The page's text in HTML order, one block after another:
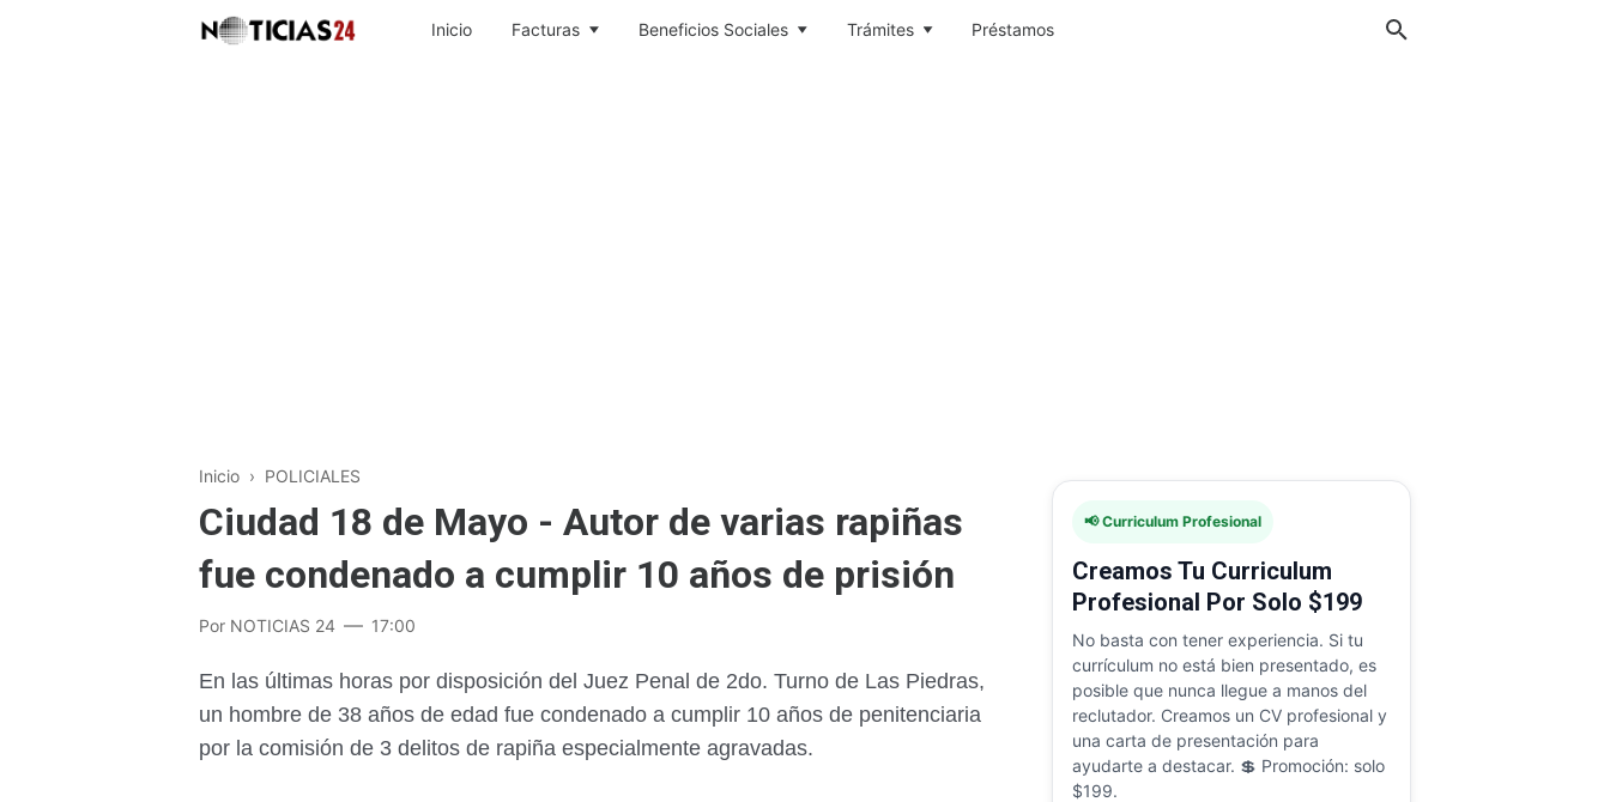
Inicio Facturas Beneficios Sociales Trámites Préstamos
Inicio › POLICIALES
Ciudad 18 de Mayo - Autor de varias rapiñas
fue condenado a cumplir 10 años de prisión
Por NOTICIAS 24 17:00
En las últimas horas por disposición del Juez Penal de 2do. Turno de Las Piedras,
un hombre de 38 años de edad fue condenado a cumplir 10 años de penitenciaria
por la comisión de 3 delitos de rapiña especialmente agravadas.
📢 Curriculum Profesional
Creamos Tu Curriculum
Profesional Por Solo $199
No basta con tener experiencia. Si tu
currículum no está bien presentado, es
posible que nunca llegue a manos del
reclutador. Creamos un CV profesional y
una carta de presentación para
ayudarte a destacar. 💲 Promoción: solo
$199.